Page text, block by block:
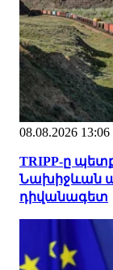
08.08.2026 13:06
TRIPP-ը
Նախիջևան
դիվանագետ